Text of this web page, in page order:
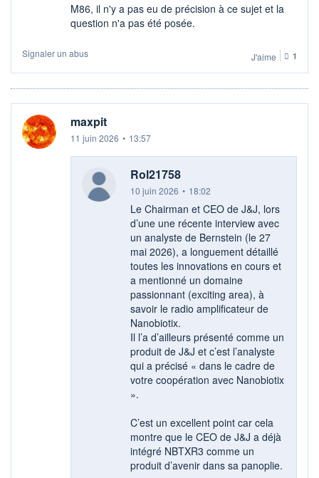
M86, il n'y a pas eu de précision à ce sujet et la
question n'a pas été posée.
Signaler un abus J'aime 1
maxpit
11 juin 2026 • 13:57
Rol21758
10 juin 2026 • 18:02
Le Chairman et CEO de J&J, lors
d’une une récente interview avec
un analyste de Bernstein (le 27
mai 2026), a longuement détaillé
toutes les innovations en cours et
a mentionné un domaine
passionnant (exciting area), à
savoir le radio amplificateur de
Nanobiotix.
Il l’a d’ailleurs présenté comme un
produit de J&J et c’est l’analyste
qui a précisé « dans le cadre de
votre coopération avec Nanobiotix
».
C’est un excellent point car cela
montre que le CEO de J&J a déjà
intégré NBTXR3 comme un
produit d’avenir dans sa panoplie.